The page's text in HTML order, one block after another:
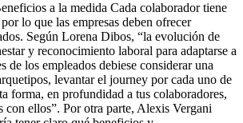
a la medida Cada colaborador tiene
lo que las empresas deben ofrecer
Según Lorena Dibos, “la evolución de
y reconocimiento laboral para adaptarse a
de los empleados debiese considerar una
levantar el journey por cada uno de
forma, en profundidad a tus colaboradores,
con ellos”. Por otra parte, Alexis Vergani